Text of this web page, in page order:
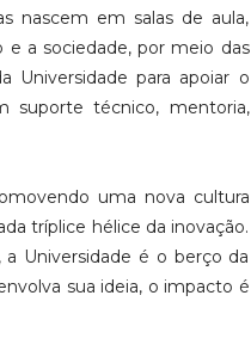
nascem em salas de aula,
a sociedade, por meio das
Universidade para apoiar o
suporte técnico, mentoria,
uma nova cultura
tríplice hélice da inovação.
Universidade é o berço da
sua ideia, o impacto é